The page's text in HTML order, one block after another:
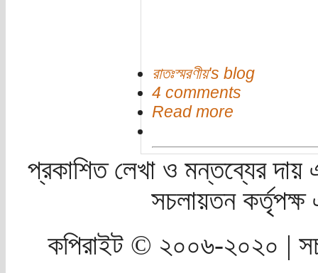
রাতঃস্মরণীয়'s blog
4 comments
Read more
প্রকাশিত লেখা ও মন্তব্যের দায়
সচলায়তন
কপিরাইট © ২০০৬-২০২০ |